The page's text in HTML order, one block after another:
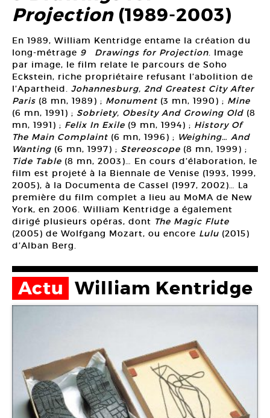
Projection(1989-2003)
En 1989, William Kentridge entame la création du
long-métrage 9 Drawings for Projection. Image
par image, le film relate le parcours de Soho
Eckstein, riche propriétaire refusant l’abolition de
l’Apartheid. Johannesburg, 2nd Greatest City After
Paris (8 mn, 1989) ; Monument (3 mn, 1990) ; Mine
(6 mn, 1991) ; Sobriety, Obesity And Growing Old (8
mn, 1991) ; Felix In Exile (9 mn, 1994) ; History Of
The Main Complaint (6 mn, 1996) ; Weighing… And
Wanting (6 mn, 1997) ; Stereoscope (8 mn, 1999) ;
Tide Table (8 mn, 2003)… En cours d’élaboration, le
film est projeté à la Biennale de Venise (1993, 1999,
2005), à la Documenta de Cassel (1997, 2002)… La
première du film complet a lieu au MoMA de New
York, en 2006. William Kentridge a également
dirigé plusieurs opéras, dont The Magic Flute
(2005) de Wolfgang Mozart, ou encore Lulu (2015)
d’Alban Berg.
Actu William Kentridge